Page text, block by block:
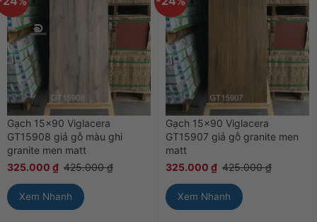
Gạch 15×90 Viglacera
GT15908 giả gỗ màu ghi
granite men matt
325.000 ₫ 425.000₫
Xem Nhanh
Gạch 15×90 Viglacera
GT15907 giả gỗ granite men
matt
325.000 ₫ 425.000₫
Xem Nhanh